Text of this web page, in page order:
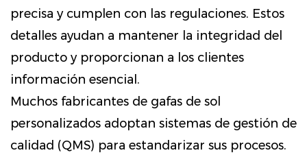
precisa y cumplen con las regulaciones. Estos
detalles ayudan a mantener la integridad del
producto y proporcionan a los clientes
información esencial.
Muchos fabricantes de gafas de sol
personalizados adoptan sistemas de gestión de
calidad (QMS) para estandarizar sus procesos.